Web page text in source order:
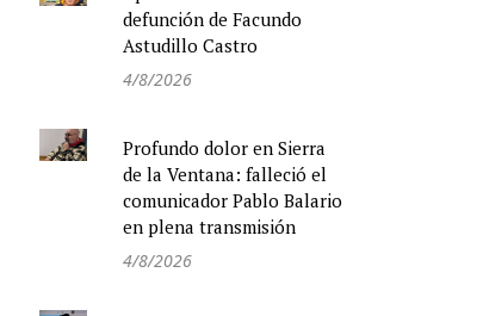
defunción de Facundo
Astudillo Castro
4/8/2026
Profundo dolor en Sierra
de la Ventana: falleció el
comunicador Pablo Balario
en plena transmisión
4/8/2026